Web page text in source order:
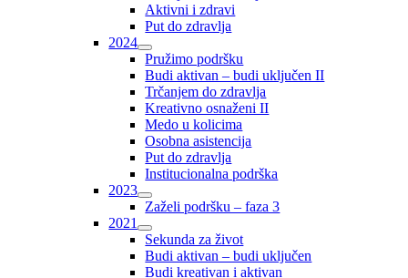
Aktivni i zdravi
Put do zdravlja
2024
Pružimo podršku
Budi aktivan – budi uključen II
Trčanjem do zdravlja
Kreativno osnaženi II
Medo u kolicima
Osobna asistencija
Put do zdravlja
Institucionalna podrška
2023
Zaželi podršku – faza 3
2021
Sekunda za život
Budi aktivan – budi uključen
Budi kreativan i aktivan